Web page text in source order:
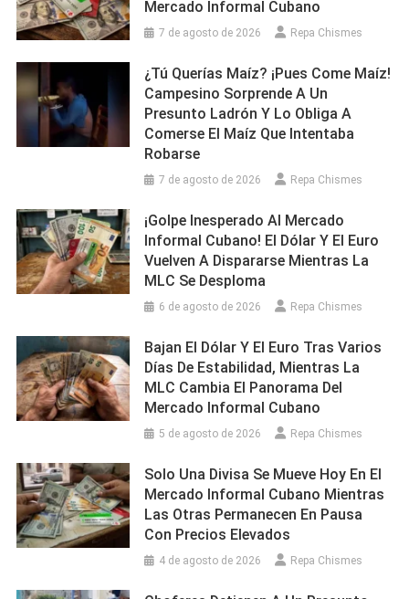
Mercado Informal Cubano
7 de agosto de 2026 Repa Chismes
¿Tú Querías Maíz? ¡Pues Come Maíz!
Campesino Sorprende A Un
Presunto Ladrón Y Lo Obliga A
Comerse El Maíz Que Intentaba
Robarse
7 de agosto de 2026 Repa Chismes
¡Golpe Inesperado Al Mercado
Informal Cubano! El Dólar Y El Euro
Vuelven A Dispararse Mientras La
MLC Se Desploma
6 de agosto de 2026 Repa Chismes
Bajan El Dólar Y El Euro Tras Varios
Días De Estabilidad, Mientras La
MLC Cambia El Panorama Del
Mercado Informal Cubano
5 de agosto de 2026 Repa Chismes
Solo Una Divisa Se Mueve Hoy En El
Mercado Informal Cubano Mientras
Las Otras Permanecen En Pausa
Con Precios Elevados
4 de agosto de 2026 Repa Chismes